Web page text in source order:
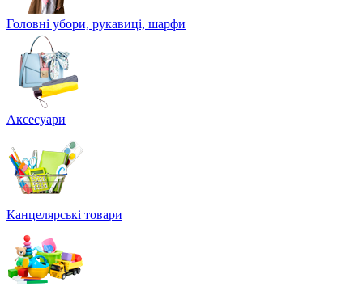
Головні убори, рукавиці, шарфи
Аксесуари
Канцелярські товари